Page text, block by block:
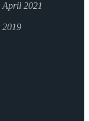
April 2021
2019